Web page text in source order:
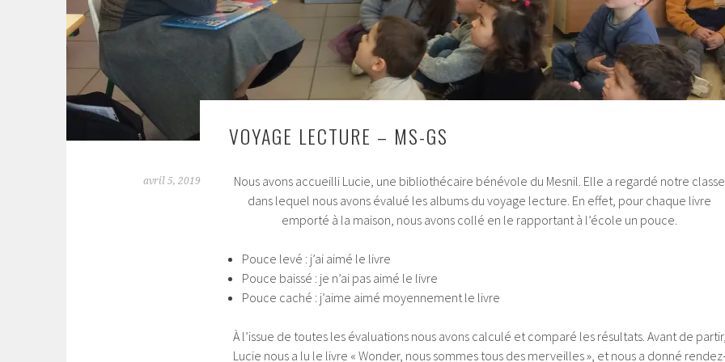
VOYAGE LECTURE – MS-GS
avril 5, 2019
Nous avons accueilli Lucie, une bibliothécaire bénévole du Mesnil. Elle a regardé notre classe
dans lequel nous avons évalué les albums du voyage lecture. En effet, pour chaque livre
emporté à la maison, nous avons collé en le rapportant à l’école un pouce.
Pouce levé : j’ai aimé le livre
Pouce baissé : je n’ai pas aimé le livre
Pouce caché : j’aime aimé moyennement le livre
À l’issue de toutes les évaluations nous avons calculé et comparé les résultats. Avant de
Lucie nous a lu le livre « Wonder, nous sommes tous des merveilles », et nous a donné